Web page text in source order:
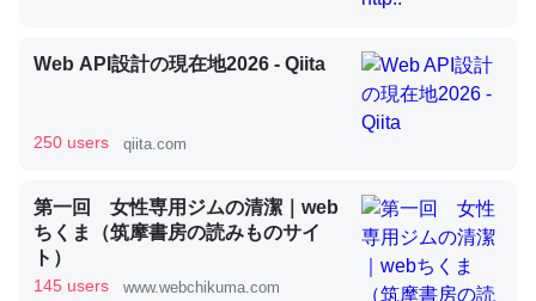
論文では「淡水はカルシウムも酸素も不足してて両方に不
利だから両方が拮抗してるのでは」とあって面白い。海に
ずキチンを強化してる筈だが、酵素が違うのか？
─ニュース :: 【研究発表】昆虫学の大問題＝「昆虫はなぜ海にいな
いのか」に関する新仮説
Web API設計の現在地2026 - Qiita
250 users qiita.com
第一回 女性専用ジムの清潔｜web
ちくま（筑摩書房の読みものサイ
ト）
145 users www.webchikuma.com